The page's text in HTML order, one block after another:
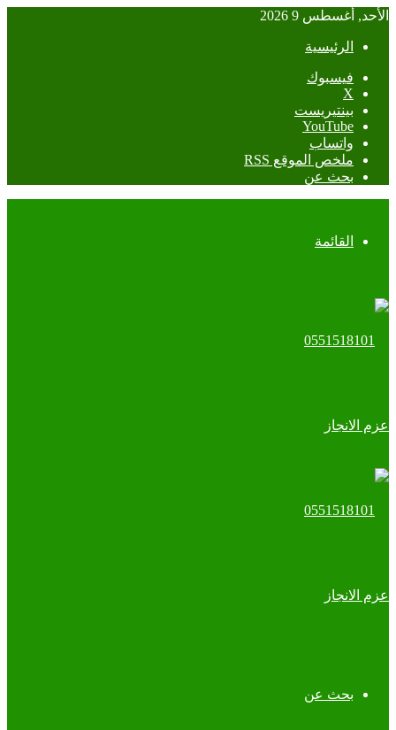
الأحد, أغسطس 9 2026
الرئيسية
فيسبوك
‫X
بينتيريست
‫YouTube
واتساب
ملخص الموقع RSS
بحث عن
القائمة
بحث عن